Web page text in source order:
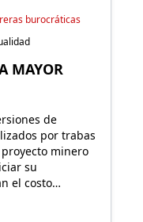
burocráticas
MAYOR
de
por trabas
minero
su
el costo